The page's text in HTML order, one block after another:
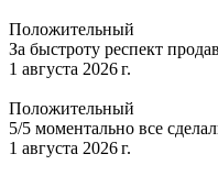
Положительный
За быстроту респект
1 августа 2026 г.
Положительный
5/5 моментально все
1 августа 2026 г.